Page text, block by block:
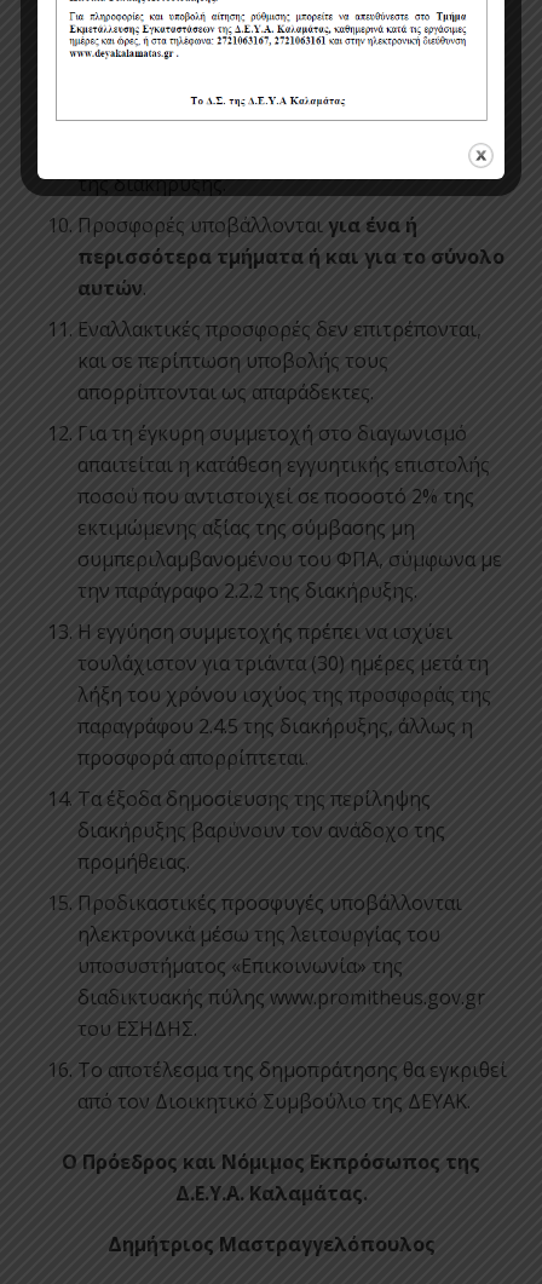
μήνεςαπό την ημερομηνία υπογραφής της.
Ο χρόνος ισχύος των προσφορών ορίζεται σε
καταληκτικής ημερομηνίας υποβολής
προσφορών σύμφωνα με την παράγραφο 2.4.5
της διακήρυξης.
Προσφορές υποβάλλονται για ένα ή
περισσότερα τμήματα ή και για το σύνολο
αυτών.
Εναλλακτικές προσφορές δεν επιτρέπονται,
και σε περίπτωση υποβολής τους
απορρίπτονται ως απαράδεκτες.
Για τη έγκυρη συμμετοχή στο διαγωνισμό
απαιτείται η κατάθεση εγγυητικής επιστολής
ποσού που αντιστοιχεί σε ποσοστό 2% της
εκτιμώμενης αξίας της σύμβασης μη
συμπεριλαμβανομένου του ΦΠΑ, σύμφωνα με
την παράγραφο 2.2.2 της διακήρυξης.
Η εγγύηση συμμετοχής πρέπει να ισχύει
τουλάχιστον για τριάντα (30) ημέρες μετά τη
λήξη του χρόνου ισχύος της προσφοράς της
παραγράφου 2.4.5 της διακήρυξης, άλλως η
προσφορά απορρίπτεται.
Τα έξοδα δημοσίευσης της περίληψης
διακήρυξης βαρύνουν τον ανάδοχο της
προμήθειας.
Προδικαστικές προσφυγές υποβάλλονται
ηλεκτρονικά μέσω της λειτουργίας του
υποσυστήματος «Επικοινωνία» της
διαδικτυακής πύλης www.promitheus.gov.gr
του ΕΣΗΔΗΣ.
Το αποτέλεσμα της δημοπράτησης θα εγκριθεί
από τον Διοικητικό Συμβούλιο της ΔΕΥΑΚ.
Ο Πρόεδρος και Νόμιμος Εκπρόσωπος της
Δ.Ε.Υ.Α. Καλαμάτας.
Δημήτριος Μαστραγγελόπουλος